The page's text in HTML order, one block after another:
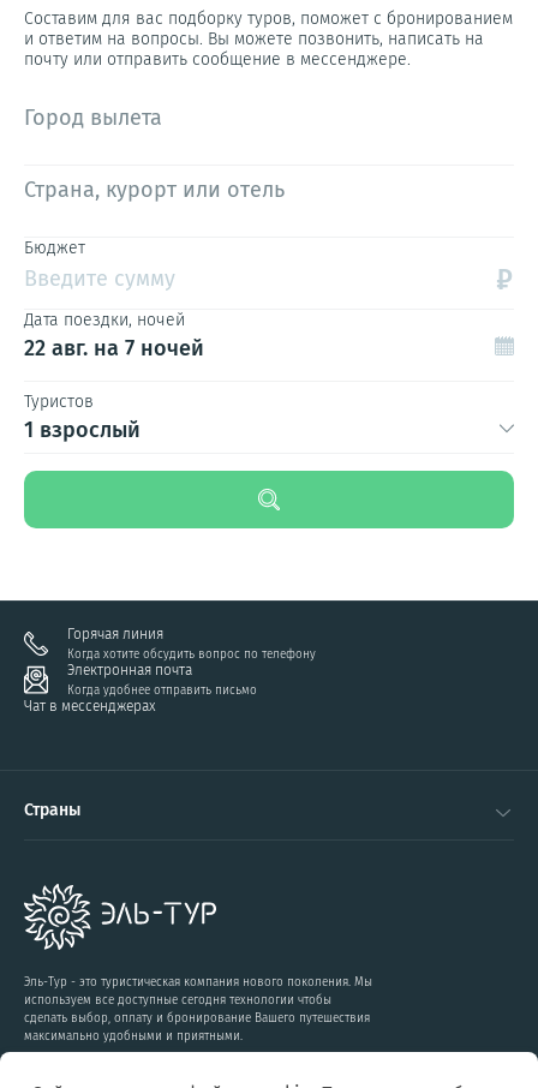
Составим для вас подборку туров, поможет с бронированием
и ответим на вопросы. Вы можете позвонить, написать на
почту или отправить сообщение в мессенджере.
Город вылета
Страна, курорт или отель
Бюджет
Введите сумму ₽
Дата поездки, ночей
22 авг. на 7 ночей
Туристов
1 взрослый
Горячая линия
Когда хотите обсудить вопрос по телефону
Электронная почта
Когда удобнее отправить письмо
Чат в мессенджерах
Эль-Тур - это туристическая компания нового поколения. Мы
используем все доступные сегодня технологии чтобы
сделать выбор, оплату и бронирование Вашего путешествия
максимально удобными и приятными.
Страны